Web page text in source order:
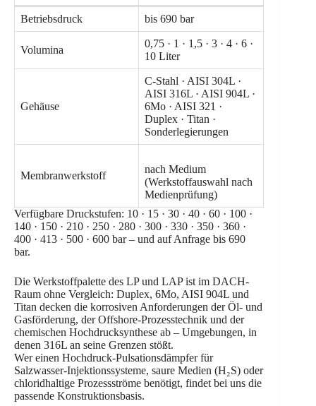
Betriebsdruck bis 690 bar
Volumina
0,75 · 1 · 1,5 · 3 · 4 · 6 ·
10 Liter
Gehäuse
C-Stahl · AISI 304L ·
AISI 316L · AISI 904L ·
6Mo · AISI 321 ·
Duplex · Titan ·
Sonderlegierungen
Membranwerkstoff
nach Medium
(Werkstoffauswahl nach
Medienprüfung)
Verfügbare Druckstufen: 10 · 15 · 30 · 40 · 60 · 100 ·
140 · 150 · 210 · 250 · 280 · 300 · 330 · 350 · 360 ·
400 · 413 · 500 · 600 bar – und auf Anfrage bis 690
bar.
Die Werkstoffpalette des LP und LAP ist im DACH-
Raum ohne Vergleich: Duplex, 6Mo, AISI 904L und
Titan decken die korrosiven Anforderungen der Öl- und
Gasförderung, der Offshore-Prozesstechnik und der
chemischen Hochdrucksynthese ab – Umgebungen, in
denen 316L an seine Grenzen stößt.
Wer einen Hochdruck-Pulsationsdämpfer für
Salzwasser-Injektionssysteme, saure Medien (H₂S) oder
chloridhaltige Prozessströme benötigt, findet bei uns die
passende Konstruktionsbasis.